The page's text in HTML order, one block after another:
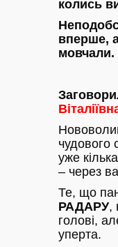
колись
вперше,
мовчали.
чудового
уже
– через
Те, що
РАДАРУ,
голові,
уперта.